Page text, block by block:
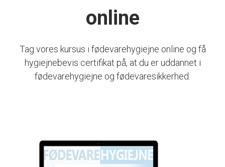
online
Tag vores kursus i fødevarehygiejne online og få
hygiejnebevis certifikat på, at du er uddannet i
fødevarehygiejne og fødevaresikkerhed.